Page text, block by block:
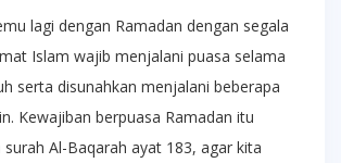
lagi dengan Ramadan dengan segala
Islam wajib menjalani puasa selama
serta disunahkan menjalani beberapa
Kewajiban berpuasa Ramadan itu
Al-Baqarah ayat 183, agar kita